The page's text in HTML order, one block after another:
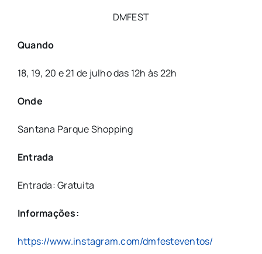
DMFEST
Quando
18, 19, 20 e 21 de julho das 12h às 22h
Onde
Santana Parque Shopping
Entrada
Entrada: Gratuita
Informações:
https://www.instagram.com/dmfesteventos/